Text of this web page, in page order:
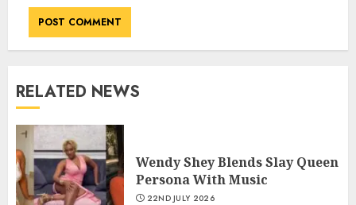
RELATED NEWS
Wendy Shey Blends Slay Queen
Persona With Music
22ND JULY 2026